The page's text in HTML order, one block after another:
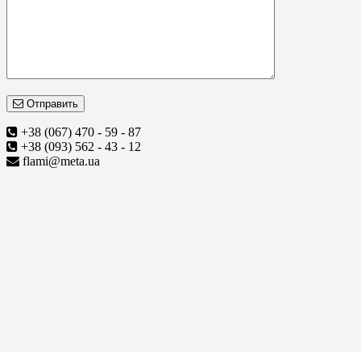
Отправить
+38 (067) 470 - 59 - 87
+38 (093) 562 - 43 - 12
flami@meta.ua